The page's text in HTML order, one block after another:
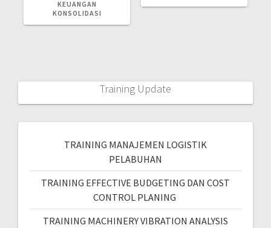
KEUANGAN
KONSOLIDASI
Training Update
TRAINING MANAJEMEN LOGISTIK
PELABUHAN
TRAINING EFFECTIVE BUDGETING DAN COST
CONTROL PLANING
TRAINING MACHINERY VIBRATION ANALYSIS